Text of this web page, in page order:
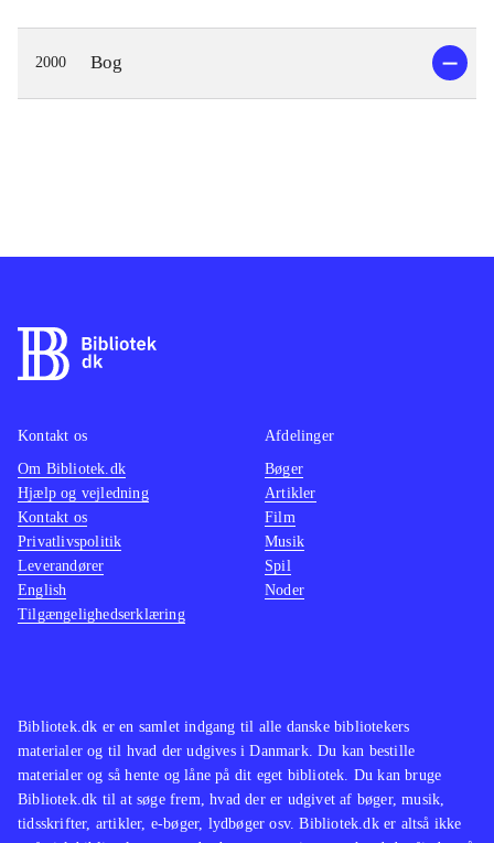
2000 Bog
Bibliotek.dk er en samlet indgang til alle danske bibliotekers
materialer og til hvad der udgives i Danmark. Du kan bestille
materialer og så hente og låne på dit eget bibliotek. Du kan bruge
Bibliotek.dk til at søge frem, hvad der er udgivet af bøger, musik,
tidsskrifter, artikler, e-bøger, lydbøger osv. Bibliotek.dk er altså ikke
Kontakt os
Om Bibliotek.dk
Hjælp og vejledning
Kontakt os
Privatlivspolitik
Leverandører
English
Tilgængelighedserklæring
Afdelinger
Bøger
Artikler
Film
Musik
Spil
Noder